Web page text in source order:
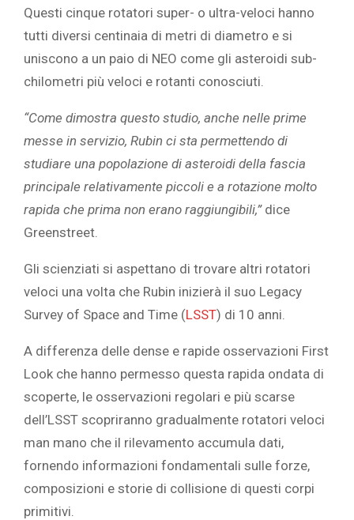
Questi cinque rotatori super- o ultra-veloci hanno
tutti diversi centinaia di metri di diametro e si
uniscono a un paio di NEO come gli asteroidi sub-
chilometri più veloci e rotanti conosciuti.
“Come dimostra questo studio, anche nelle prime
messe in servizio, Rubin ci sta permettendo di
studiare una popolazione di asteroidi della fascia
principale relativamente piccoli e a rotazione molto
rapida che prima non erano raggiungibili,” dice
Greenstreet.
Gli scienziati si aspettano di trovare altri rotatori
veloci una volta che Rubin inizierà il suo Legacy
Survey of Space and Time (LSST) di 10 anni.
A differenza delle dense e rapide osservazioni First
Look che hanno permesso questa rapida ondata di
scoperte, le osservazioni regolari e più scarse
dell’LSST scopriranno gradualmente rotatori veloci
man mano che il rilevamento accumula dati,
fornendo informazioni fondamentali sulle forze,
composizioni e storie di collisione di questi corpi
primitivi.